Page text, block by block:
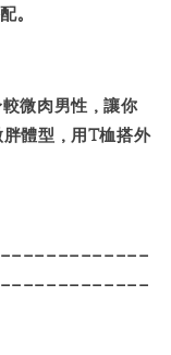
。
微肉男性，讓你
體型，用T桖搭外